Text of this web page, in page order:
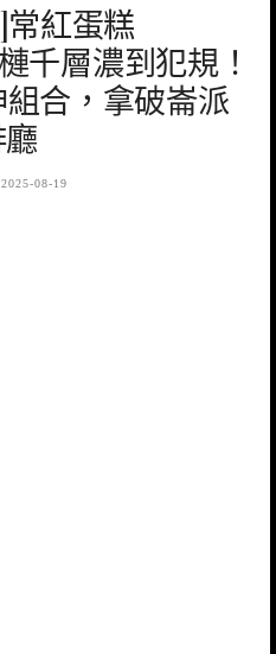
紅蛋糕
千層濃到犯規！
合，拿破崙派
2025-08-19